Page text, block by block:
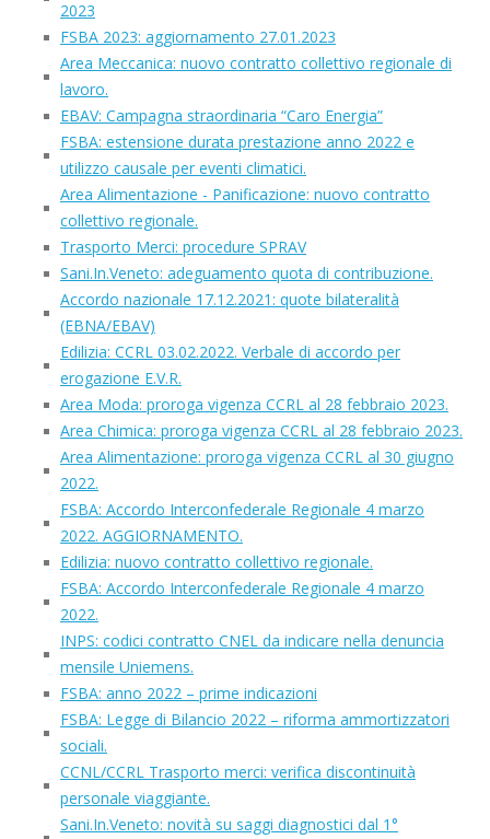
2023
FSBA 2023: aggiornamento 27.01.2023
Area Meccanica: nuovo contratto collettivo regionale di
lavoro.
EBAV: Campagna straordinaria “Caro Energia”
FSBA: estensione durata prestazione anno 2022 e
utilizzo causale per eventi climatici.
Area Alimentazione - Panificazione: nuovo contratto
collettivo regionale.
Trasporto Merci: procedure SPRAV
Sani.In.Veneto: adeguamento quota di contribuzione.
Accordo nazionale 17.12.2021: quote bilateralità
(EBNA/EBAV)
Edilizia: CCRL 03.02.2022. Verbale di accordo per
erogazione E.V.R.
Area Moda: proroga vigenza CCRL al 28 febbraio 2023.
Area Chimica: proroga vigenza CCRL al 28 febbraio 2023.
Area Alimentazione: proroga vigenza CCRL al 30 giugno
2022.
FSBA: Accordo Interconfederale Regionale 4 marzo
2022. AGGIORNAMENTO.
Edilizia: nuovo contratto collettivo regionale.
FSBA: Accordo Interconfederale Regionale 4 marzo
2022.
INPS: codici contratto CNEL da indicare nella denuncia
mensile Uniemens.
FSBA: anno 2022 – prime indicazioni
FSBA: Legge di Bilancio 2022 – riforma ammortizzatori
sociali.
CCNL/CCRL Trasporto merci: verifica discontinuità
personale viaggiante.
Sani.In.Veneto: novità su saggi diagnostici dal 1°